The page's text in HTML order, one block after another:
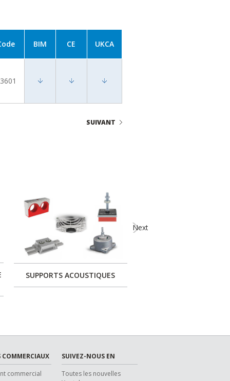
SUIVANT
BIM CE UKCA
SUPPORTS ACOUSTIQUES
Next
COMMERCIAUX
commercial
SUIVEZ-NOUS EN
Toutes les nouvelles